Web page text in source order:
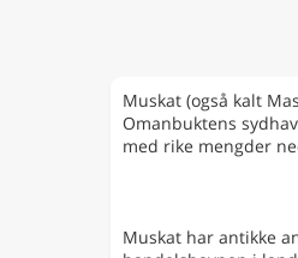
Muskat (også kalt
Omanbuktens
med rike mengder
Muskat har antikke